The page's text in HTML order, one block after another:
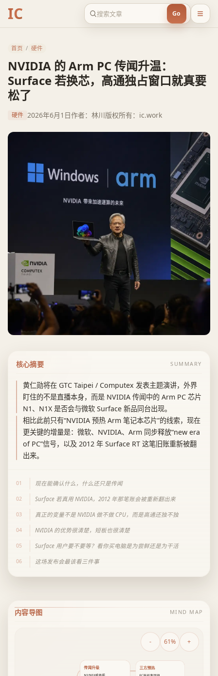
IC Go
首页 / 硬件
NVIDIA 的 Arm PC 传闻升温：
Surface 若换芯，高通独占窗口就真要
松了
硬件 2026年6月1日作者：林川版权所有：ic.work
核心摘要 SUMMARY
黄仁勋将在 GTC Taipei / Computex 发表主题演讲，外界
盯住的不是直播本身，而是 NVIDIA 传闻中的 Arm PC 芯片
N1、N1X 是否会与微软 Surface 新品同台出现。
相比此前只有“NVIDIA 预热 Arm 笔记本芯片”的线索，现在
更关键的增量是：微软、NVIDIA、Arm 同步释放“new era
of PC”信号，以及 2012 年 Surface RT 这笔旧账重新被翻
出来。
01 现在能确认什么，什么还只是传闻
02 Surface 若真用 NVIDIA，2012 年那笔账会被重新翻出来
03 真正的变量不是 NVIDIA 做不做 CPU，而是高通还独不独
04 NVIDIA 的优势很清楚，短板也很清楚
05 Surface 用户要不要等？看你买电脑是为尝鲜还是为干活
06 这场发布会最该看三件事
内容导图 MIND MAP
- 61% +
传闻升级
N1/N1X或亮相
三方预热